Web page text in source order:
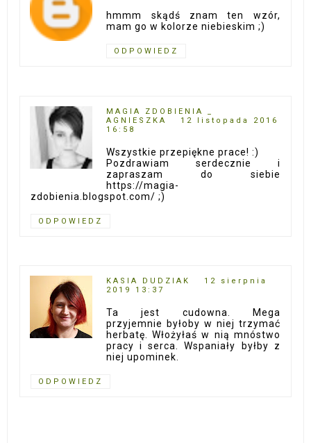
hmmm skądś znam ten wzór,
mam go w kolorze niebieskim ;)
ODPOWIEDZ
MAGIA ZDOBIENIA _
AGNIESZKA
12 listopada 2016
16:58
Wszystkie przepiękne prace! :)
Pozdrawiam serdecznie i
zapraszam do siebie
https://magia-
zdobienia.blogspot.com/ ;)
ODPOWIEDZ
KASIA DUDZIAK
12 sierpnia
2019 13:37
Ta jest cudowna. Mega
przyjemnie byłoby w niej trzymać
herbatę. Włożyłaś w nią mnóstwo
pracy i serca. Wspaniały byłby z
niej upominek.
ODPOWIEDZ